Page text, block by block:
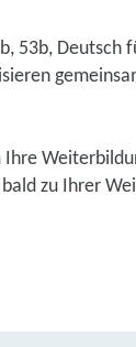
53b, Deutsch
zu Ihrer